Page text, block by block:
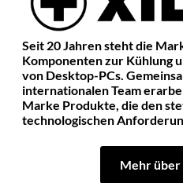
Seit 20 Jahren steht die
Komponenten zur Kühlung
von Desktop-PCs.
internationalen Team
Marke Produkte, die den
technologischen
Mehr über